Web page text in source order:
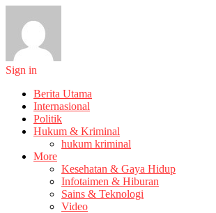
Sign in
Berita Utama
Internasional
Politik
Hukum & Kriminal
hukum kriminal
More
Kesehatan & Gaya Hidup
Infotaimen & Hiburan
Sains & Teknologi
Video